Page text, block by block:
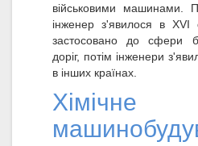
військовими машинами.
інженер з'явилося в XVI
застосовано до сфери
доріг, потім інженери
в інших країнах.
Хімічне